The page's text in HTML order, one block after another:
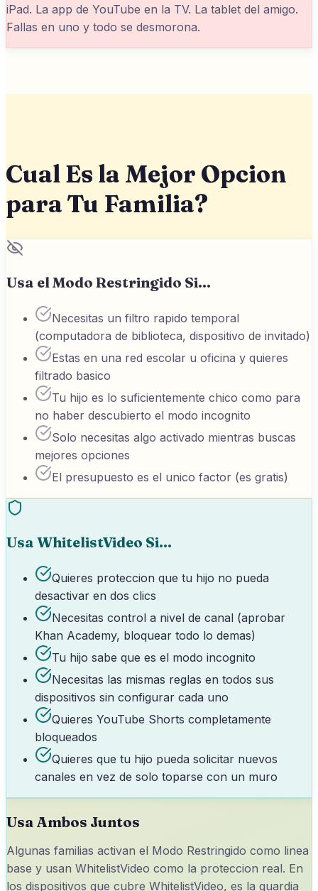
iPad. La app de YouTube en la TV. La tablet del amigo.
Fallas en uno y todo se desmorona.
Cual Es la Mejor Opcion
para Tu Familia?
Usa el Modo Restringido Si...
Necesitas un filtro rapido temporal
(computadora de biblioteca, dispositivo de invitado)
Estas en una red escolar u oficina y quieres
filtrado basico
Tu hijo es lo suficientemente chico como para
no haber descubierto el modo incognito
Solo necesitas algo activado mientras buscas
mejores opciones
El presupuesto es el unico factor (es gratis)
Usa WhitelistVideo Si...
Quieres proteccion que tu hijo no pueda
desactivar en dos clics
Necesitas control a nivel de canal (aprobar
Khan Academy, bloquear todo lo demas)
Tu hijo sabe que es el modo incognito
Necesitas las mismas reglas en todos sus
dispositivos sin configurar cada uno
Quieres YouTube Shorts completamente
bloqueados
Quieres que tu hijo pueda solicitar nuevos
canales en vez de solo toparse con un muro
Usa Ambos Juntos
Algunas familias activan el Modo Restringido como linea
base y usan WhitelistVideo como la proteccion real. En
los dispositivos que cubre WhitelistVideo, es la guardia